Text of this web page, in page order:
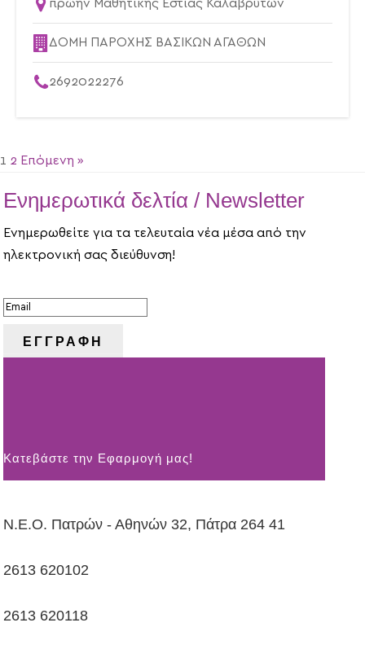
πρώην Μαθητικής Εστίας Καλαβρύτων
ΔΟΜΗ ΠΑΡΟΧΗΣ ΒΑΣΙΚΩΝ ΑΓΑΘΩΝ
2692022276
1 2 Επόμενη »
Ενημερωτικά δελτία / Newsletter
Ενημερωθείτε για τα τελευταία νέα μέσα από την
ηλεκτρονική σας διεύθυνση!
ΕΓΓΡΑΦΗ
Kατεβάστε την Εφαρμογή μας!
Ν.Ε.Ο. Πατρών - Αθηνών 32, Πάτρα 264 41
2613 620102
2613 620118